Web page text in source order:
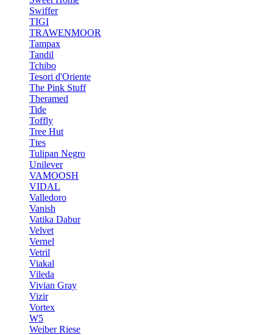
Swiffer
TIGI
TRAWENMOOR
Tampax
Tandil
Tchibo
Tesori d'Oriente
The Pink Stuff
Theramed
Tide
Toffly
Tree Hut
Ttes
Tulipan Negro
Unilever
VAMOOSH
VIDAL
Valledoro
Vanish
Vatika Dabur
Velvet
Vernel
Vetril
Viakal
Vileda
Vivian Gray
Vizir
Vortex
W5
Weiber Riese